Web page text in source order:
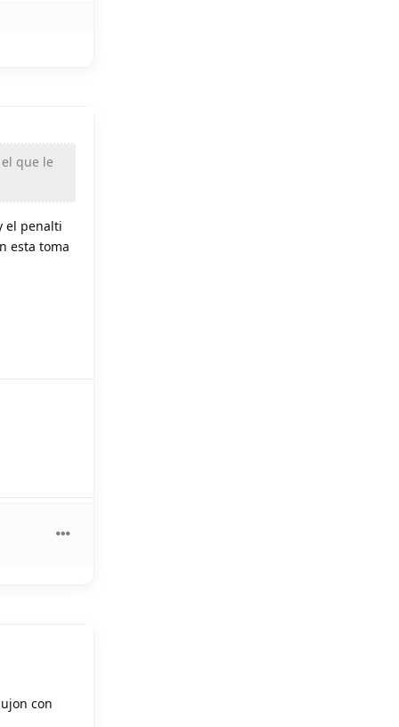
que le
el penalti
esta toma
con